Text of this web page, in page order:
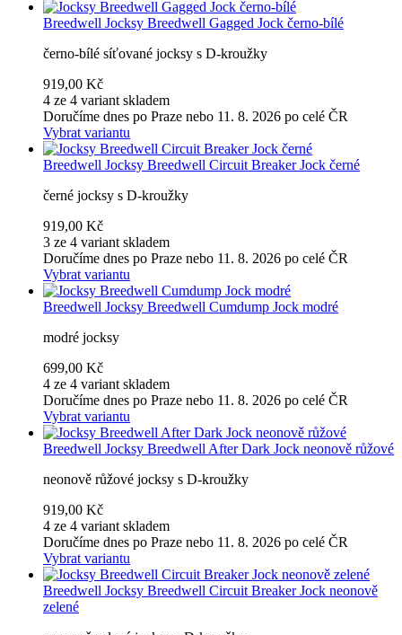
Breedwell Jocksy Breedwell Gagged Jock černo-bílé
černo-bílé síťované jocksy s D-kroužky
919,00 Kč
4 ze 4 variant skladem
Doručíme dnes po Praze nebo 11. 8. 2026 po celé ČR
Vybrat variantu
Breedwell Jocksy Breedwell Circuit Breaker Jock černé
černé jocksy s D-kroužky
919,00 Kč
3 ze 4 variant skladem
Doručíme dnes po Praze nebo 11. 8. 2026 po celé ČR
Vybrat variantu
Breedwell Jocksy Breedwell Cumdump Jock modré
modré jocksy
699,00 Kč
4 ze 4 variant skladem
Doručíme dnes po Praze nebo 11. 8. 2026 po celé ČR
Vybrat variantu
Breedwell Jocksy Breedwell After Dark Jock neonově růžové
neonově růžové jocksy s D-kroužky
919,00 Kč
4 ze 4 variant skladem
Doručíme dnes po Praze nebo 11. 8. 2026 po celé ČR
Vybrat variantu
Breedwell Jocksy Breedwell Circuit Breaker Jock neonově
zelené